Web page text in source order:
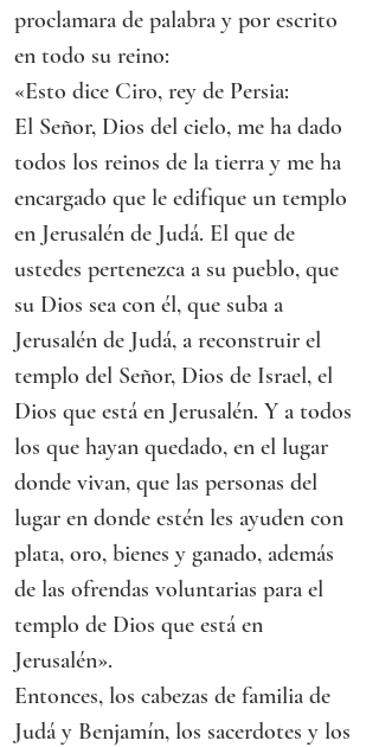
proclamara de palabra y por escrito
en todo su reino:
«Esto dice Ciro, rey de Persia:
El Señor, Dios del cielo, me ha dado
todos los reinos de la tierra y me ha
encargado que le edifique un templo
en Jerusalén de Judá. El que de
ustedes pertenezca a su pueblo, que
su Dios sea con él, que suba a
Jerusalén de Judá, a reconstruir el
templo del Señor, Dios de Israel, el
Dios que está en Jerusalén. Y a todos
los que hayan quedado, en el lugar
donde vivan, que las personas del
lugar en donde estén les ayuden con
plata, oro, bienes y ganado, además
de las ofrendas voluntarias para el
templo de Dios que está en
Jerusalén».
Entonces, los cabezas de familia de
Judá y Benjamín, los sacerdotes y los